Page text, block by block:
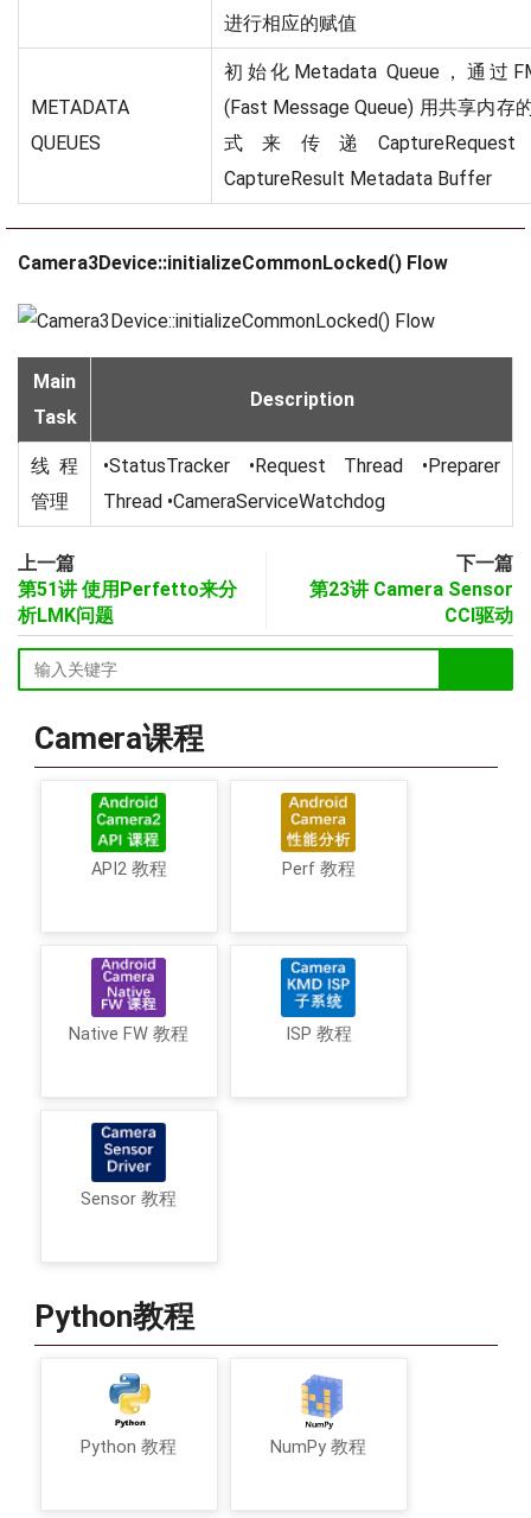
进行相应的赋值
METADATA
QUEUES
初始化Metadata Queue，通过
(Fast Message Queue) 用共享内存
式来传递CaptureRequest
CaptureResult Metadata Buffer
Camera3Device::initializeCommonLocked() Flow
Main
Task
Description
线程
管理
•StatusTracker •Request Thread •Preparer
Thread •CameraServiceWatchdog
上一篇
第51讲 使用Perfetto来分
析LMK问题
下一篇
第23讲 Camera Sensor
CCI驱动
Camera课程
API2 教程 Perf 教程
Native FW 教程 ISP 教程
Sensor 教程
Python教程
Python 教程 NumPy 教程